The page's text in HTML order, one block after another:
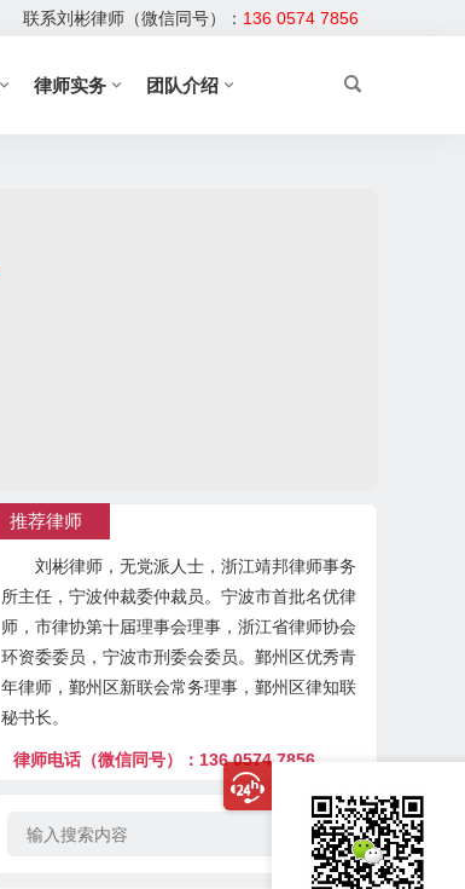
联系刘彬律师（微信同号）： 136 0574 7856
律师实务 团队介绍
推荐律师
刘彬律师，无党派人士，浙江靖邦律师事务
所主任，宁波仲裁委仲裁员。宁波市首批名优律
师，市律协第十届理事会理事，浙江省律师协会
环资委委员，宁波市刑委会委员。鄞州区优秀青
年律师，鄞州区新联会常务理事，鄞州区律知联
秘书长。
律师电话（微信同号）：136 0574 7856